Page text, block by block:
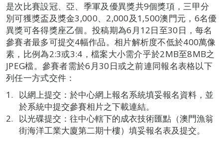
是次比賽設冠、亞、季軍及優異獎共9個獎項，三甲分
別可獲獎盃及獎金3,000、2,000及1,500澳門元，6名優
異獎可各得獎座乙個。投稿期為6月12日至30日，每名
參賽者最多可提交4幅作品。相片解析度不低於400萬像
素，比例為2:3或3:4，檔案大小需介乎於2MB至8MB之
JPEG檔。參賽者需於6月30日或之前連同報名表格以下
列任一方式交件：
以網上提交：於中心網上報名系統填妥報名資料，並
於系統中提交參賽相片之下載連結。
以光碟提交：往中心轄下的成衣技術匯點（澳門漁翁
街海洋工業大廈第二期十樓）填妥報名表及提交。